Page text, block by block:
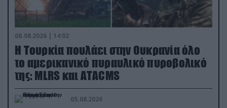
08.08.2026 | 14:02
Η Τουρκία πουλάει στην Ουκρανία όλο
το αμερικανικό πυραυλικό πυροβολικό
της: MLRS και ΑΤΑCMS
05.08.2026